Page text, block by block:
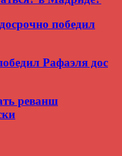
победил
Рафаэля дос
реванш